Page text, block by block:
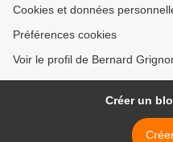
Cookies et données
Préférences cookies
Voir le profil de Bernard
Créer un